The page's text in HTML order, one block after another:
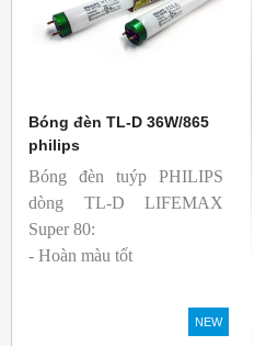
Bóng đèn TL-D 36W/865
philips
Bóng đèn tuýp PHILIPS
dòng TL-D LIFEMAX
Super 80:
- Hoàn màu tốt
cả ban đầu và trong suốt
tuổi thọ của bóng đèn, với
NEW